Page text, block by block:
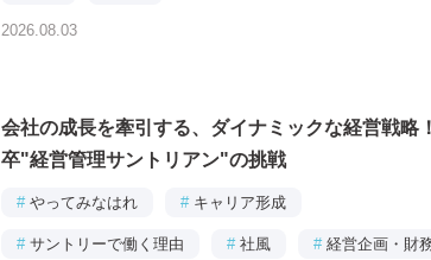
2026.08.03
会社の成長を牽引する、ダイナミックな経営戦略
卒"経営管理サントリアン"の挑戦
# やってみなはれ # キャリア形成
# サントリーで働く理由 # 社風 # 経営企画・財